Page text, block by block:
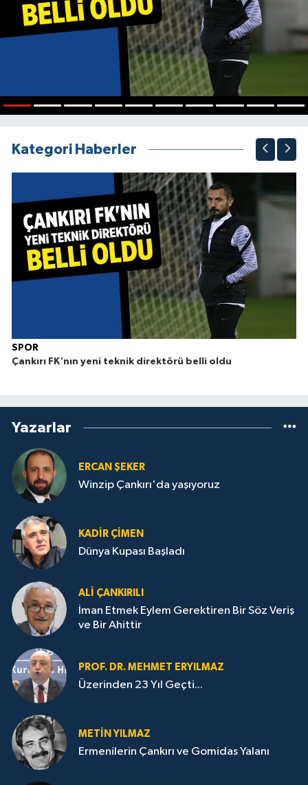
Kategori Haberler
SPOR
Çankırı FK'nın yeni teknik direktörü belli oldu
Yazarlar
ERCAN ŞEKER
Winzip Çankırı'da yaşıyoruz
KADIR ÇIMEN
Dünya Kupası Başladı
ALI ÇANKIRILI
İman Etmek Eylem Gerektiren Bir Söz Veriş
ve Bir Ahittir
PROF. DR. MEHMET ERYILMAZ
Üzerinden 23 Yıl Geçti...
METIN YILMAZ
Ermenilerin Çankırı ve Gomidas Yalanı